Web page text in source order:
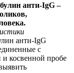
анти-IgG –
анти-IgG
с
косвенной пробе